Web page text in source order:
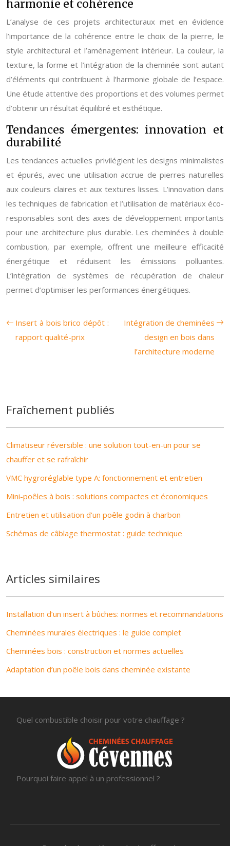
harmonie et cohérence
L’analyse de ces projets architecturaux met en évidence
l’importance de la cohérence entre le choix de la pierre, le
style architectural et l’aménagement intérieur. La couleur, la
texture, la forme et l’intégration de la cheminée sont autant
d’éléments qui contribuent à l’harmonie globale de l’espace.
Une étude attentive des proportions et des volumes permet
d’obtenir un résultat équilibré et esthétique.
Tendances émergentes: innovation et
durabilité
Les tendances actuelles privilégient les designs minimalistes
et épurés, avec une utilisation accrue de pierres naturelles
aux couleurs claires et aux textures lisses. L’innovation dans
les techniques de fabrication et l’utilisation de matériaux éco-
responsables sont des axes de développement importants
pour une architecture plus durable. Les cheminées à double
combustion, par exemple, offrent une meilleure efficacité
énergétique et réduisent les émissions polluantes.
L’intégration de systèmes de récupération de chaleur
permet d’optimiser les performances énergétiques.
Insert à bois brico dépôt :
rapport qualité-prix
Intégration de cheminées
design en bois dans
l’architecture moderne
Fraîchement publiés
Climatiseur réversible : une solution tout-en-un pour se
chauffer et se rafraîchir
VMC hygroréglable type A: fonctionnement et entretien
Mini-poêles à bois : solutions compactes et économiques
Entretien et utilisation d’un poêle godin à charbon
Schémas de câblage thermostat : guide technique
Articles similaires
Installation d’un insert à bûches: normes et recommandations
Cheminées murales électriques : le guide complet
Cheminées bois : construction et normes actuelles
Adaptation d’un poêle bois dans cheminée existante
Quel combustible choisir pour votre chauffage ?
Pourquoi faire appel à un professionnel ?